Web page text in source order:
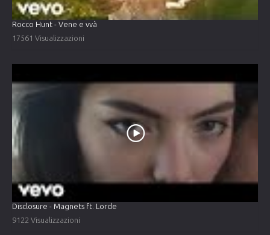
Rocco Hunt - Vene e vvà
17561 Visualizzazioni
Disclosure - Magnets ft. Lorde
9122 Visualizzazioni